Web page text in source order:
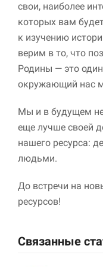
свои, наиболее
которых вам
к изучению
верим в то, что
Родины — это
окружающий нас
Мы и в будущем
еще лучше своей
нашего ресурса:
людьми.
До встречи на
ресурсов!
Связанные